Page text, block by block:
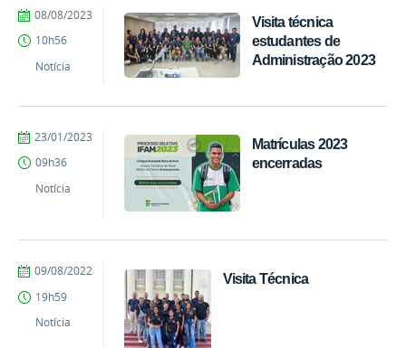
Acre
Visita técnica
estudantes de
Administração 2023
por
Gomes
Campus
do
Acre
publicado
08/08/2023
10h56
Notícia
Matrículas 2023
encerradas
por
Gomes
do
Acre
publicado
23/01/2023
09h36
Notícia
Visita Técnica
por
Gomes
publicado
09/08/2022
19h59
Notícia